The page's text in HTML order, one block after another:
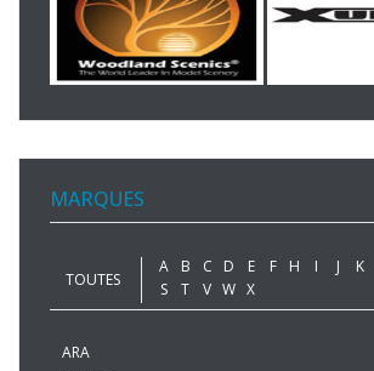
MARQUES
TOUTES
A B C D E F H I J K
S
T V W X
ARA